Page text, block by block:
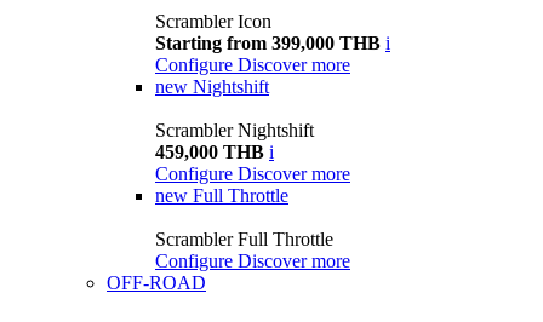
Scrambler Icon
Starting from 399,000 THB i
Configure Discover more
new Nightshift
Scrambler Nightshift
459,000 THB i
Configure Discover more
new Full Throttle
Scrambler Full Throttle
Configure Discover more
OFF-ROAD